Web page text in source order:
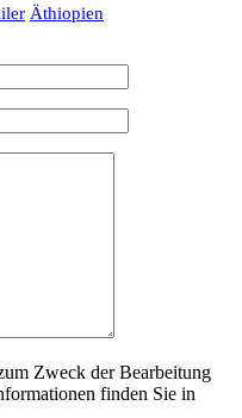
Äthiopien
Zweck der Bearbeitung
finden Sie in